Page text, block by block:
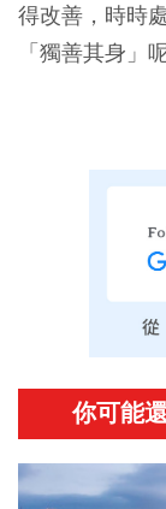
得改善，時時
「獨善其身」